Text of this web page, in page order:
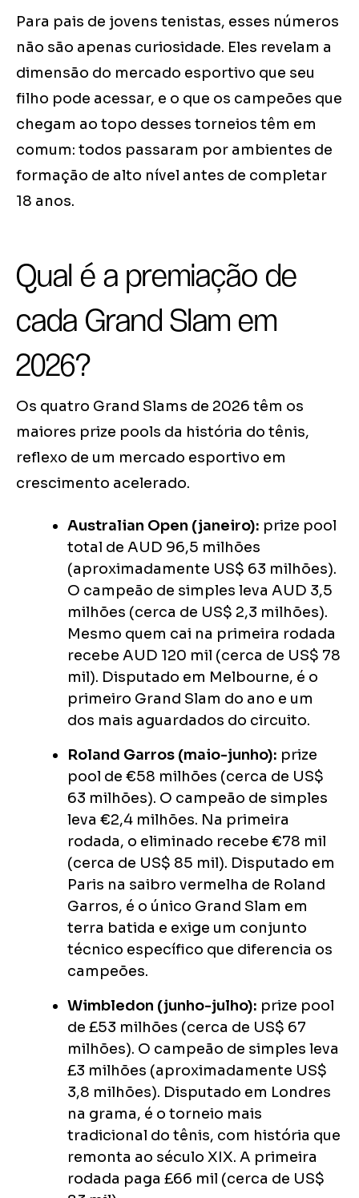
Para pais de jovens tenistas, esses números
não são apenas curiosidade. Eles revelam a
dimensão do mercado esportivo que seu
filho pode acessar, e o que os campeões que
chegam ao topo desses torneios têm em
comum: todos passaram por ambientes de
formação de alto nível antes de completar
18 anos.
Qual é a premiação de
cada Grand Slam em
2026?
Os quatro Grand Slams de 2026 têm os
maiores prize pools da história do tênis,
reflexo de um mercado esportivo em
crescimento acelerado.
Australian Open (janeiro): prize pool
total de AUD 96,5 milhões
(aproximadamente US$ 63 milhões).
O campeão de simples leva AUD 3,5
milhões (cerca de US$ 2,3 milhões).
Mesmo quem cai na primeira rodada
recebe AUD 120 mil (cerca de US$ 78
mil). Disputado em Melbourne, é o
primeiro Grand Slam do ano e um
dos mais aguardados do circuito.
Roland Garros (maio-junho): prize
pool de €58 milhões (cerca de US$
63 milhões). O campeão de simples
leva €2,4 milhões. Na primeira
rodada, o eliminado recebe €78 mil
(cerca de US$ 85 mil). Disputado em
Paris na saibro vermelha de Roland
Garros, é o único Grand Slam em
terra batida e exige um conjunto
técnico específico que diferencia os
campeões.
Wimbledon (junho-julho): prize pool
de £53 milhões (cerca de US$ 67
milhões). O campeão de simples leva
£3 milhões (aproximadamente US$
3,8 milhões). Disputado em Londres
na grama, é o torneio mais
tradicional do tênis, com história que
remonta ao século XIX. A primeira
rodada paga £66 mil (cerca de US$